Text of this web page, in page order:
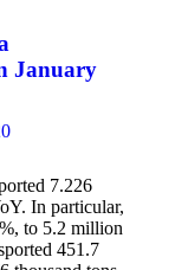
January
7.226
In particular,
to 5.2 million
451.7